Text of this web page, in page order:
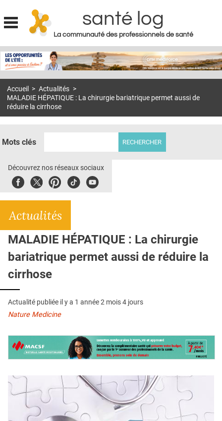
Jump to navigation
santé log
La communauté des professionnels de santé
MON COMPTE
S'ABONNER À LA REVUE SOIN À DOMICILE
E-REVUE SAD
THÉMA
CRÉDITS
Accueil > Actualités >
MALADIE HÉPATIQUE : La chirurgie bariatrique permet aussi de
réduire la cirrhose
Mots clés
Découvrez nos réseaux sociaux
FacebookTwitterPinterest
TiktokYoubute
Actualités
MALADIE HÉPATIQUE : La chirurgie
bariatrique permet aussi de réduire la
cirrhose
Actualité publiée il y a 1 année 2 mois 4 jours
Nature Medicine